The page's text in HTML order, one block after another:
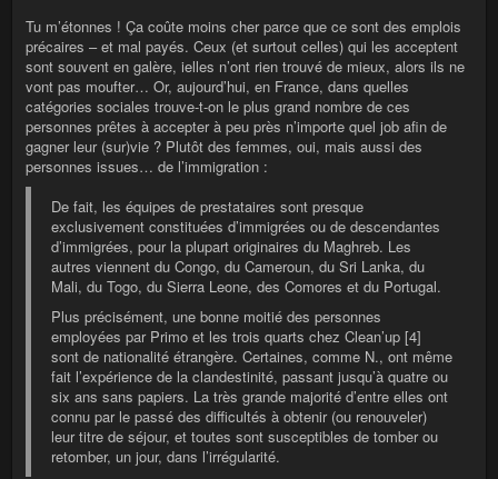
Tu m’étonnes ! Ça coûte moins cher parce que ce sont des emplois
précaires – et mal payés. Ceux (et surtout celles) qui les acceptent
sont souvent en galère, ielles n’ont rien trouvé de mieux, alors ils ne
vont pas moufter… Or, aujourd’hui, en France, dans quelles
catégories sociales trouve-t-on le plus grand nombre de ces
personnes prêtes à accepter à peu près n’importe quel job afin de
gagner leur (sur)vie ? Plutôt des femmes, oui, mais aussi des
personnes issues… de l’immigration :
De fait, les équipes de prestataires sont presque
exclusivement constituées d’immigrées ou de descendantes
d’immigrées, pour la plupart originaires du Maghreb. Les
autres viennent du Congo, du Cameroun, du Sri Lanka, du
Mali, du Togo, du Sierra Leone, des Comores et du Portugal.
Plus précisément, une bonne moitié des personnes
employées par Primo et les trois quarts chez Clean’up [4]
sont de nationalité étrangère. Certaines, comme N., ont même
fait l’expérience de la clandestinité, passant jusqu’à quatre ou
six ans sans papiers. La très grande majorité d’entre elles ont
connu par le passé des difficultés à obtenir (ou renouveler)
leur titre de séjour, et toutes sont susceptibles de tomber ou
retomber, un jour, dans l’irrégularité.